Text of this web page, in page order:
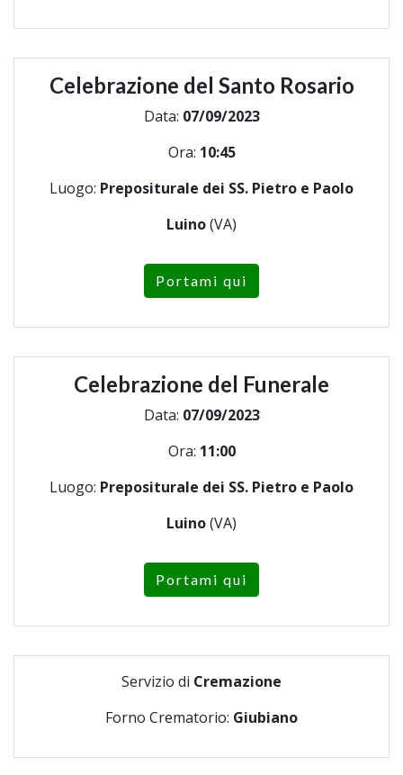
Celebrazione del Santo Rosario
Data: 07/09/2023
Ora: 10:45
Luogo: Prepositurale dei SS. Pietro e Paolo
Luino(VA)
Portami qui
Celebrazione del Funerale
Data: 07/09/2023
Ora: 11:00
Luogo: Prepositurale dei SS. Pietro e Paolo
Luino(VA)
Portami qui
Servizio di Cremazione
Forno Crematorio: Giubiano